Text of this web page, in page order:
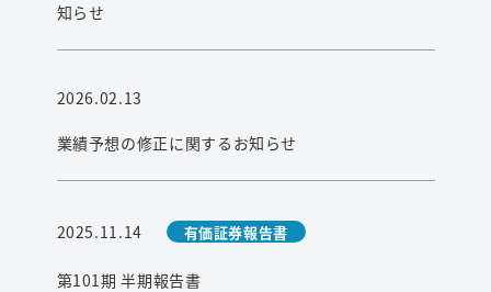
知らせ
2026.02.13
業績予想の修正に関するお知らせ
2025.11.14 有価証券報告書
第101期 半期報告書